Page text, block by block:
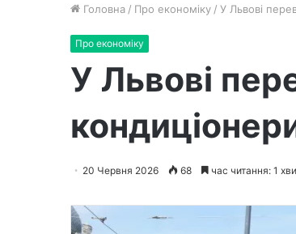
Головна / Про економіку / У Львові
Про економіку
У Львові
20 Червня 2026 68 час читання: 1